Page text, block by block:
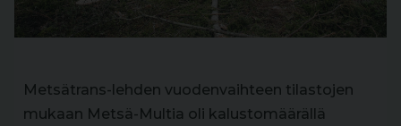
Metsätrans-lehden vuodenvaihteen tilastojen
mukaan Metsä-Multia oli kalustomäärällä